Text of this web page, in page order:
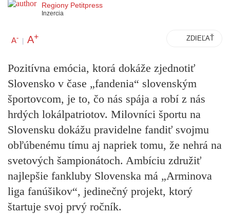
Regiony Petitpress
Inzercia
A- | A+ ZDIEĽAŤ
Pozitívna emócia, ktorá dokáže zjednotiť
Slovensko v čase „fandenia“ slovenským
športovcom, je to, čo nás spája a robí z nás
hrdých lokálpatriotov. Milovníci športu na
Slovensku dokážu pravidelne fandiť svojmu
obľúbenému tímu aj napriek tomu, že nehrá na
svetových šampionátoch. Ambíciu združiť
najlepšie fankluby Slovenska má „Arminova
liga fanúšikov“, jedinečný projekt, ktorý
štartuje svoj prvý ročník.